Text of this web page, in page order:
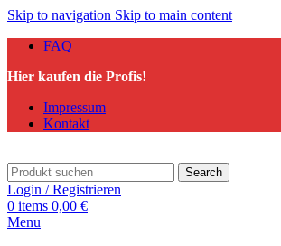
Skip to navigation Skip to main content
FAQ
Hier kaufen die Profis!
Impressum
Kontakt
Search
Login / Registrieren
0 items 0,00 €
Menu